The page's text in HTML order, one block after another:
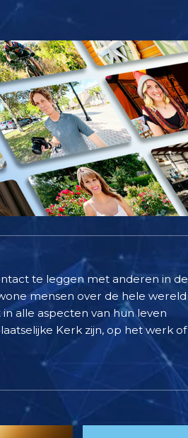
te leggen met anderen in de
mensen over de hele wereld
alle aspecten van hun leven
Kerk zijn, op het werk of